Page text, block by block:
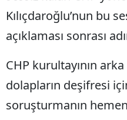
Kılıçdaroğlu’nun bu
açıklaması sonrası
CHP kurultayının
dolapların deşifresi
soruşturmanın